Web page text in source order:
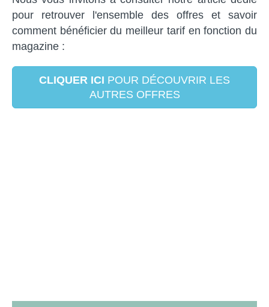
pour retrouver l'ensemble des offres et savoir
comment bénéficier du meilleur tarif en fonction du
magazine :
CLIQUER ICI POUR DÉCOUVRIR LES
AUTRES OFFRES